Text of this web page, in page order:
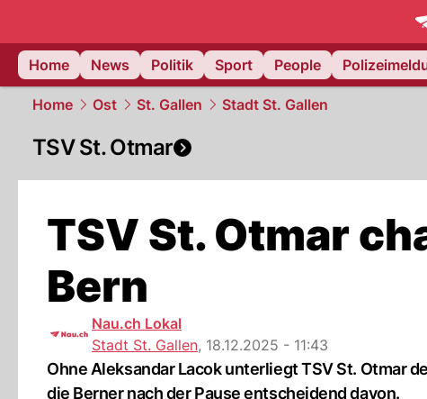
Home
News Politik Sport People
Home Ost St. Gallen Stadt St. Gallen
TSV St. Otmar
TSV St. Otmar
Bern
Nau.ch Lokal
Stadt St. Gallen, 18.12.2025 - 11:43
Ohne Aleksandar Lacok unterliegt TSV St. Otmar
die Berner nach der Pause entscheidend davon.